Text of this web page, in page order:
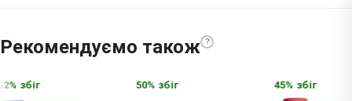
Рекомендуємо також ?
збіг 50% збіг 45% збіг